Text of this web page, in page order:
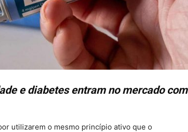
e diabetes entram no mercado com
utilizarem o mesmo princípio ativo que o